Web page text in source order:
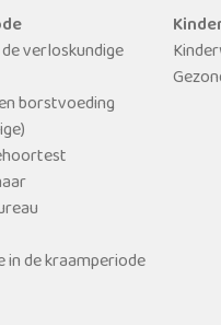
verloskundige
borstvoeding
in de kraamperiode